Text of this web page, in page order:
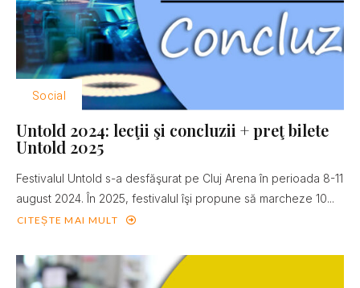
Social
Untold 2024: lecţii şi concluzii + preţ bilete
Untold 2025
Festivalul Untold s-a desfăşurat pe Cluj Arena în perioada 8-11
august 2024. În 2025, festivalul îşi propune să marcheze 10...
CITEȘTE MAI MULT